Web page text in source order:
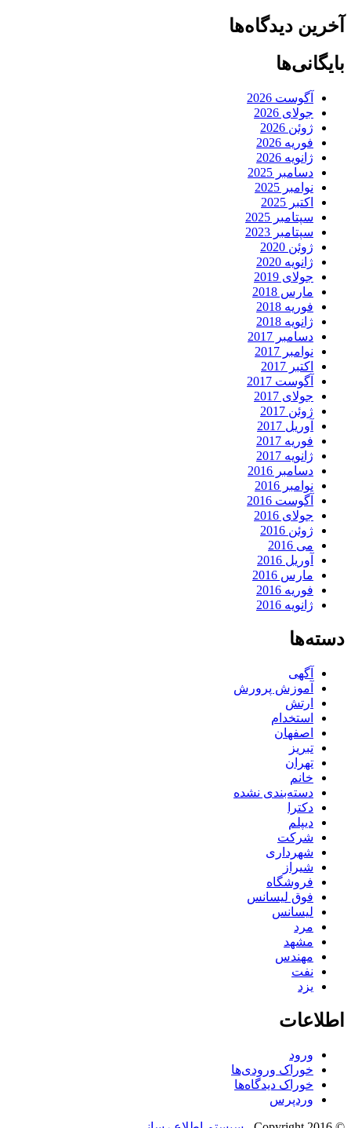
آخرین دیدگاه‌ها
بایگانی‌ها
آگوست 2026
جولای 2026
ژوئن 2026
فوریه 2026
ژانویه 2026
دسامبر 2025
نوامبر 2025
اکتبر 2025
سپتامبر 2025
سپتامبر 2023
ژوئن 2020
ژانویه 2020
جولای 2019
مارس 2018
فوریه 2018
ژانویه 2018
دسامبر 2017
نوامبر 2017
اکتبر 2017
آگوست 2017
جولای 2017
ژوئن 2017
آوریل 2017
فوریه 2017
ژانویه 2017
دسامبر 2016
نوامبر 2016
آگوست 2016
جولای 2016
ژوئن 2016
می 2016
آوریل 2016
مارس 2016
فوریه 2016
ژانویه 2016
دسته‌ها
آگهی
آموزش پرورش
ارتش
استخدام
اصفهان
تبریز
تهران
خانم
دسته‌بندی نشده
دکترا
دیپلم
شرکت
شهرداری
شیراز
فروشگاه
فوق لیسانس
لیسانس
مرد
مشهد
مهندس
نفت
یزد
اطلاعات
ورود
خوراک ورودی‌ها
خوراک دیدگاه‌ها
وردپرس